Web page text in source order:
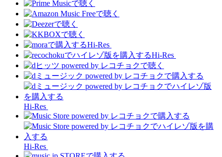
Hi-Res
Hi-Res
Hi-Res
Hi-Res